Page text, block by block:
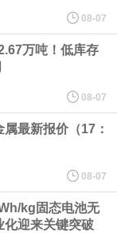
成了包括一体化关节集
器人激光雷达全自研核
应用于公司的高性能通
塞思不满，称对赫格塞思
上发帖称，一些媒体有关
08-07
万吨！低库存
08-07
最新报价（17：
08-07
kg固态电池无
化迎来关键突破